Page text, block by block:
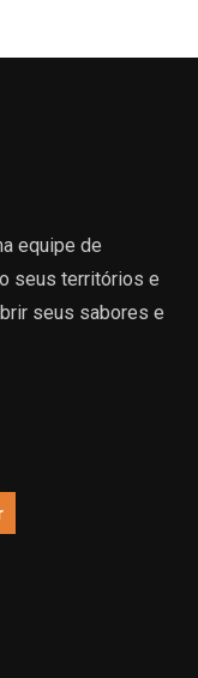
à
equipe de
seus territórios e
seus sabores e